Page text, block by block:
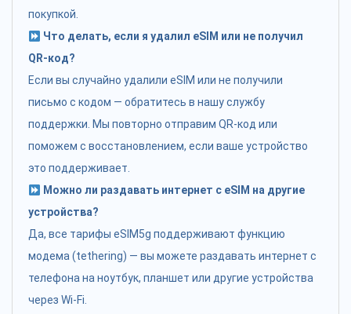
покупкой.
Что делать, если я удалил eSIM или не получил
QR-код?
Если вы случайно удалили eSIM или не получили
письмо с кодом — обратитесь в нашу службу
поддержки. Мы повторно отправим QR-код или
поможем с восстановлением, если ваше устройство
это поддерживает.
Можно ли раздавать интернет с eSIM на другие
устройства?
Да, все тарифы eSIM5g поддерживают функцию
модема (tethering) — вы можете раздавать интернет с
телефона на ноутбук, планшет или другие устройства
через Wi-Fi.